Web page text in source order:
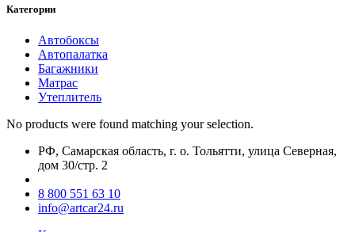
Категории
Автобоксы
Автопалатка
Багажники
Матрас
Утеплитель
No products were found matching your selection.
РФ, Самарская область, г. о. Тольятти, улица Северная,
дом 30/стр. 2
8 800 551 63 10
info@artcar24.ru